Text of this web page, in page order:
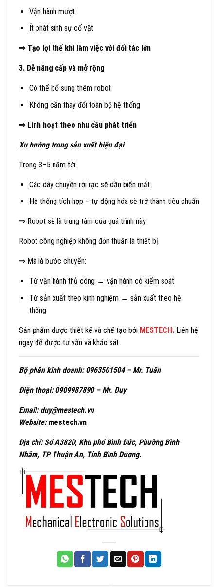
Vận hành mượt
Ít phát sinh sự cố vặt
⇒ Tạo lợi thế khi làm việc với đối tác lớn
3. Dễ nâng cấp và mở rộng
Có thể bổ sung thêm robot
Không cần thay đổi toàn bộ hệ thống
⇒ Linh hoạt theo nhu cầu phát triển
Xu hướng trong sản xuất hiện đại
Trong 3–5 năm tới:
Các dây chuyền rời rạc sẽ dần biến mất
Hệ thống tích hợp – tự động hóa sẽ trở thành tiêu chuẩn
⇒ Robot sẽ là trung tâm của quá trình này
Robot công nghiệp không đơn thuần là thiết bị.
⇒ Mà là bước chuyển:
Từ vận hành thủ công → vận hành có kiểm soát
Từ sản xuất theo kinh nghiệm → sản xuất theo hệ
thống
Sản phẩm được thiết kế và chế tạo bởi MESTECH. Liên hệ
ngay để được tư vấn và khảo sát
Bộ phân kinh doanh: 0963501504 – Mr. Tuấn
Điện thoại: 0909987890 – Mr. Duy
Email: duy@mestech.vn
Website:mestech.vn
Địa chỉ: Số A382D, Khu phố Bình Đức, Phường Bình
Nhâm, TP Thuận An, Tỉnh Bình Dương.